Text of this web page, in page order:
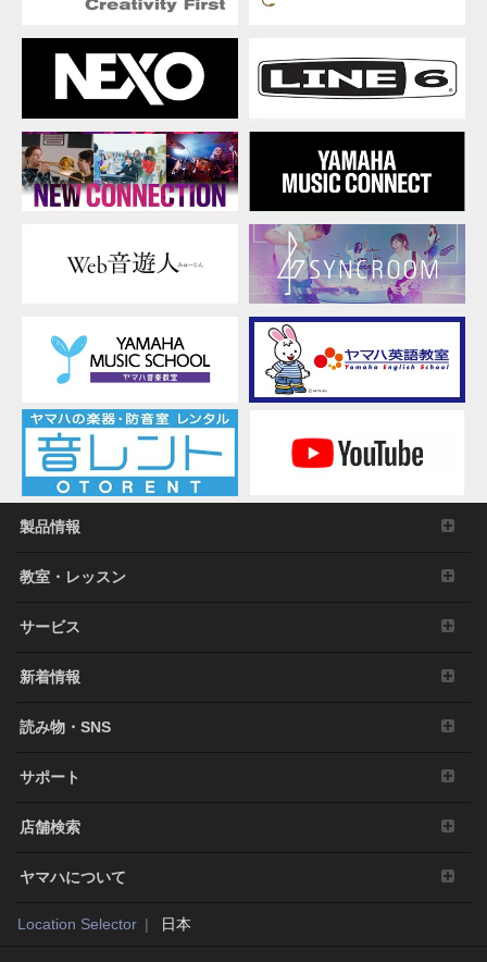
製品情報
教室・レッスン
サービス
新着情報
読み物・SNS
サポート
店舗検索
ヤマハについて
Location Selector 日本